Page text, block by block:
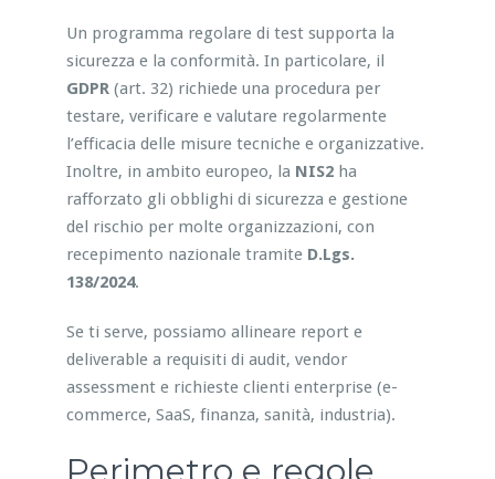
Un programma regolare di test supporta la
sicurezza e la conformità. In particolare, il
GDPR(art. 32) richiede una procedura per
testare, verificare e valutare regolarmente
l’efficacia delle misure tecniche e organizzative.
Inoltre, in ambito europeo, la NIS2ha
rafforzato gli obblighi di sicurezza e gestione
del rischio per molte organizzazioni, con
recepimento nazionale tramite D.Lgs.
138/2024.
Se ti serve, possiamo allineare report e
deliverable a requisiti di audit, vendor
assessment e richieste clienti enterprise (e-
commerce, SaaS, finanza, sanità, industria).
Perimetro e regole